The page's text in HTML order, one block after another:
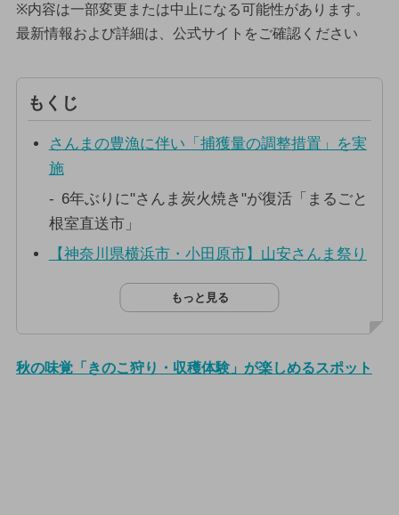
※内容は一部変更または中止になる可能性があります。
最新情報および詳細は、公式サイトをご確認ください
もくじ
さんまの豊漁に伴い「捕獲量の調整措置」を実
施
6年ぶりに"さんま炭火焼き"が復活「まるごと
根室直送市」
【神奈川県横浜市・小田原市】山安さんま祭り
もっと見る
秋の味覚「きのこ狩り・収穫体験」が楽しめるスポット